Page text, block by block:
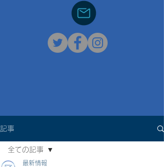
記事
全ての記事
最新情報